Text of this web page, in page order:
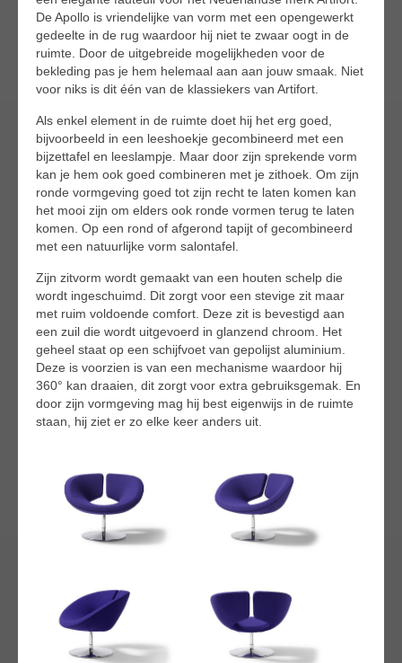
De Apollo is vriendelijke van vorm met een opengewerkt
gedeelte in de rug waardoor hij niet te zwaar oogt in de
ruimte. Door de uitgebreide mogelijkheden voor de
bekleding pas je hem helemaal aan aan jouw smaak. Niet
voor niks is dit één van de klassiekers van Artifort.
Als enkel element in de ruimte doet hij het erg goed,
bijvoorbeeld in een leeshoekje gecombineerd met een
bijzettafel en leeslampje. Maar door zijn sprekende vorm
kan je hem ook goed combineren met je zithoek. Om zijn
ronde vormgeving goed tot zijn recht te laten komen kan
het mooi zijn om elders ook ronde vormen terug te laten
komen. Op een rond of afgerond tapijt of gecombineerd
met een natuurlijke vorm salontafel.
Zijn zitvorm wordt gemaakt van een houten schelp die
wordt ingeschuimd. Dit zorgt voor een stevige zit maar
met ruim voldoende comfort. Deze zit is bevestigd aan
een zuil die wordt uitgevoerd in glanzend chroom. Het
geheel staat op een schijfvoet van gepolijst aluminium.
Deze is voorzien is van een mechanisme waardoor hij
360° kan draaien, dit zorgt voor extra gebruiksgemak. En
door zijn vormgeving mag hij best eigenwijs in de ruimte
staan, hij ziet er zo elke keer anders uit.